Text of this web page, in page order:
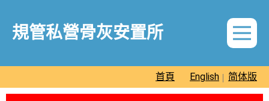
規管私營骨灰安置所
新聞公報
牌委員會
首頁 English 简体版